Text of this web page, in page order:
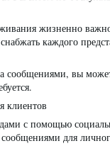
жизненно
каждого
вы
клиентов
с помощью
для